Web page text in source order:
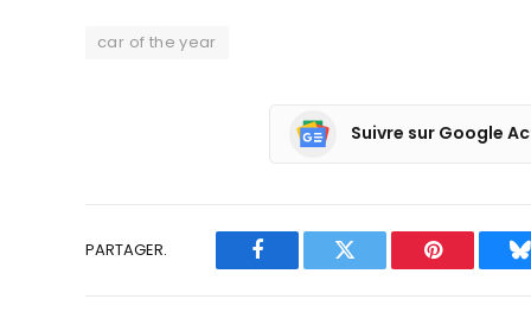
car of the year
Suivre sur Google
PARTAGER.
Facebook Twitter Pinterest